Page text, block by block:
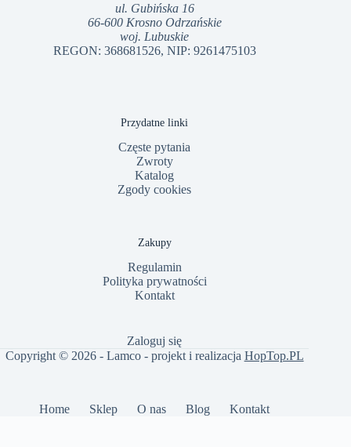
ul. Gubińska 16
66-600 Krosno Odrzańskie
woj. Lubuskie
REGON: 368681526, NIP: 9261475103
Przydatne linki
Częste pytania
Zwroty
Katalog
Zgody cookies
Zakupy
Regulamin
Polityka prywatności
Kontakt
Zaloguj się
Copyright © 2026 - Lamco - projekt i realizacja HopTop.PL
Home Sklep O nas Blog Kontakt